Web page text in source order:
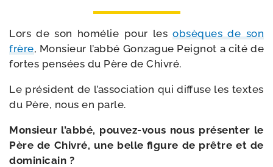
Lors de son homé­lie pour lesobsèques de son
frère, Monsieur l’abbé Gonzague Peignot a cité de
fortes pen­sées du Père de Chivré.
Le pré­sident de l’association qui dif­fuse les textes
du Père, nous en parle.
Monsieur l’abbé, pouvez-​vous nous pré­sen­ter le
Père de Chivré, une belle figure de prêtre et de
dominicain ?